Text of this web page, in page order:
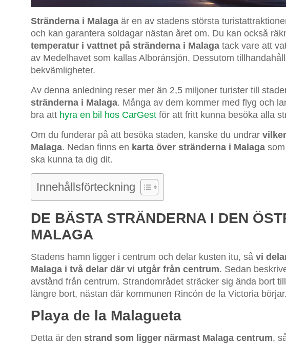
Stränderna i Malaga är en av stadens största
och kan garantera soldagar nästan året om. Du kan också
temperatur i vattnet på stränderna i Malaga tack vare att
av Medelhavet som kallas Alboránsjön. Dessutom
bekvämligheter.
Av denna anledning reser mer än 2,5 miljoner turister till
stränderna i Malaga. Många av dem kommer med flyg och
bra att hyra en bil hos CarGest för att fritt kunna besöka alla
Om du funderar på att besöka staden, kanske du undrar
Malaga. Nedan finns en karta över stränderna i Malaga
ska kunna ta dig dit.
Innehållsförteckning
DE BÄSTA STRÄNDERNA I DEN
MALAGA
Stadens hamn ligger i centrum och delar kusten itu, så vi
Malaga i två delar där vi utgår från centrum. Sedan
avstånd från centrum. Strandområdet sträcker sig ända bort
längre bort, nästan där kommunen Rincón de la Victoria börjar.
Playa de la Malagueta
Detta är den strand som ligger närmast Malaga centrum,